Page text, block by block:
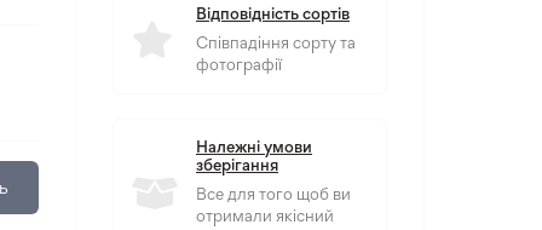
Відповідність сортів
Співпадіння сорту та
фотографії
Належні умови
зберігання
Все для того щоб ви
отримали якісний